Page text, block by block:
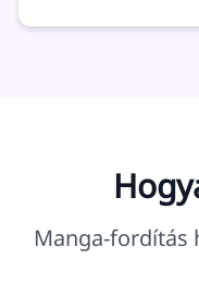
Manga-fordítás